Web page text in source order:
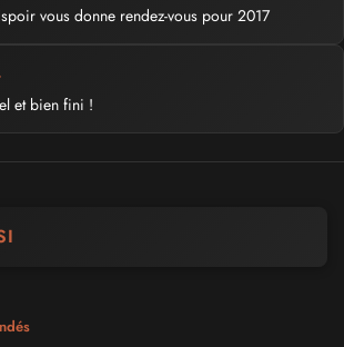
vous donne rendez-vous pour 2017
et bien fini !